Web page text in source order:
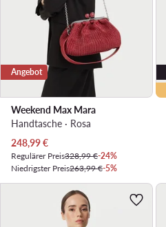
Angebot
Weekend Max Mara
Handtasche · Rosa
Aktueller Preis
248,99€
Regulärer Preis328,99 €-24%
Niedrigster Preis263,99 €-5%